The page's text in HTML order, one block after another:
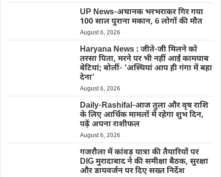
UP News-अचानक भरभराकर गिर गया
100 साल पुराना मकान, 6 लोगों की मौत
August 6, 2026
Haryana News : जीते-जी मिलने को
तरसा पिता, मरने पर भी नहीं आईं कामयाब
बेटियां; बोलीं- ‘अस्थियां आप ही गंगा में बहा
देना’
August 6, 2026
Daily-Rashifal-आज तुला और वृष राशि
के लिए आर्थिक मामलों में रहेगा शुभ दिन,
पढ़ें अपना राशीफल
August 6, 2026
गजरौला में कांवड़ यात्रा की तैयारियों पर
DIG मुरादाबाद ने की समीक्षा बैठक, सुरक्षा
और डायवर्जन पर दिए सख्त निर्देश